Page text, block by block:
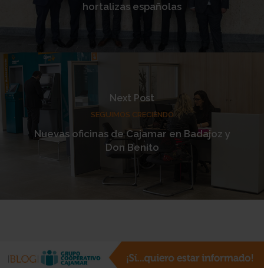
hortalizas españolas
Next Post
SEGUIMOS CRECIENDO
Nuevas oficinas de Cajamar en Badajoz y
Don Benito